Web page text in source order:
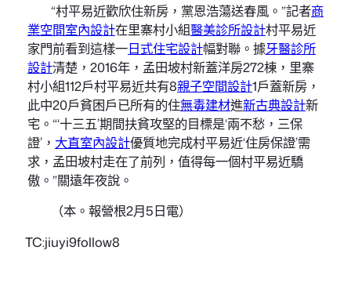
“村平易近歡欣住新房，黨恩浩蕩送春風。”記者商
業空間室內設計在里寨村小組醫美診所設計村平易近
家門前看到這樣一日式住宅設計幅對聯。據牙醫診所
設計清楚，2016年，孟田坡村新蓋洋房272棟，里寨
村小組112戶村平易近共有8親子空間設計1戶蓋新房，
此中20戶貧困戶已所有的住無毒建材進新古典設計新
宅。“‘十三五’期間扶貧攻堅的目標是‘兩不愁，三保
證’， 大直室內設計優質地完成村平易近‘住房保證’需
求，孟田坡村走在了前列，值得每一個村平易近驕
傲。”關遠年夜說。
（本。報營根2月5日電）
TC:jiuyi9follow8